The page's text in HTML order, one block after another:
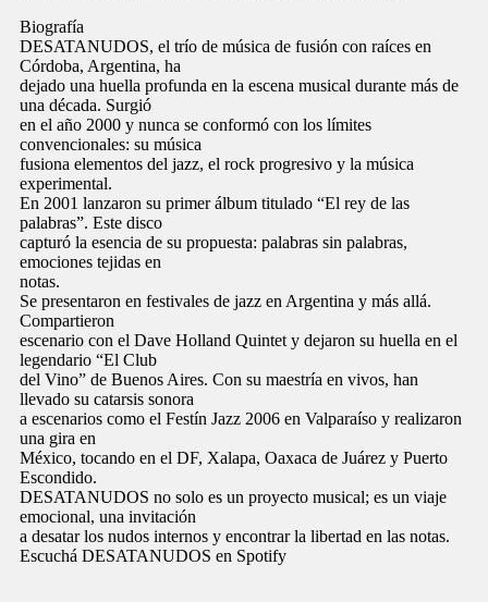
Biografía
DESATANUDOS, el trío de música de fusión con raíces en
Córdoba, Argentina, ha
dejado una huella profunda en la escena musical durante más de
una década. Surgió
en el año 2000 y nunca se conformó con los límites
convencionales: su música
fusiona elementos del jazz, el rock progresivo y la música
experimental.
En 2001 lanzaron su primer álbum titulado “El rey de las
palabras”. Este disco
capturó la esencia de su propuesta: palabras sin palabras,
emociones tejidas en
notas.
Se presentaron en festivales de jazz en Argentina y más allá.
Compartieron
escenario con el Dave Holland Quintet y dejaron su huella en el
legendario “El Club
del Vino” de Buenos Aires. Con su maestría en vivos, han
llevado su catarsis sonora
a escenarios como el Festín Jazz 2006 en Valparaíso y realizaron
una gira en
México, tocando en el DF, Xalapa, Oaxaca de Juárez y Puerto
Escondido.
DESATANUDOS no solo es un proyecto musical; es un viaje
emocional, una invitación
a desatar los nudos internos y encontrar la libertad en las notas.
Escuchá DESATANUDOS en Spotify